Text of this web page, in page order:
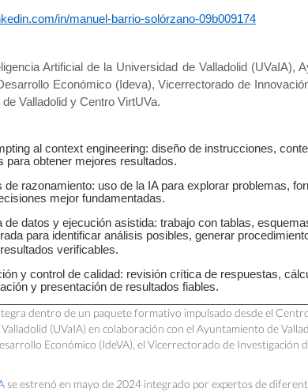
in/manuel-barrio-solórzano-09b009174
Artificial de la Universidad de Valladolid (UVaIA),
Económico (Ideva), Vicerrectorado de
de Valladolid y Centro VirtUVa.
al context engineering: diseño de instrucciones,
para obtener mejores resultados.
de razonamiento: uso de la IA para explorar problemas,
mejor fundamentadas.
de datos y ejecución asistida: trabajo con tablas,
para identificar análisis posibles, generar
verificables.
y control de calidad: revisión crítica de respuestas,
y presentación de resultados fiables.
dentro de un paquete formativo impulsado desde el
(UVaIA) en colaboración con el Ayuntamiento de
Económico (IdeVA), el Vicerrectorado de Investigación
se estrenó en mayo de 2024 integrado por expertos de